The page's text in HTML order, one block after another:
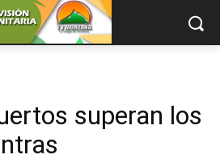
superan los